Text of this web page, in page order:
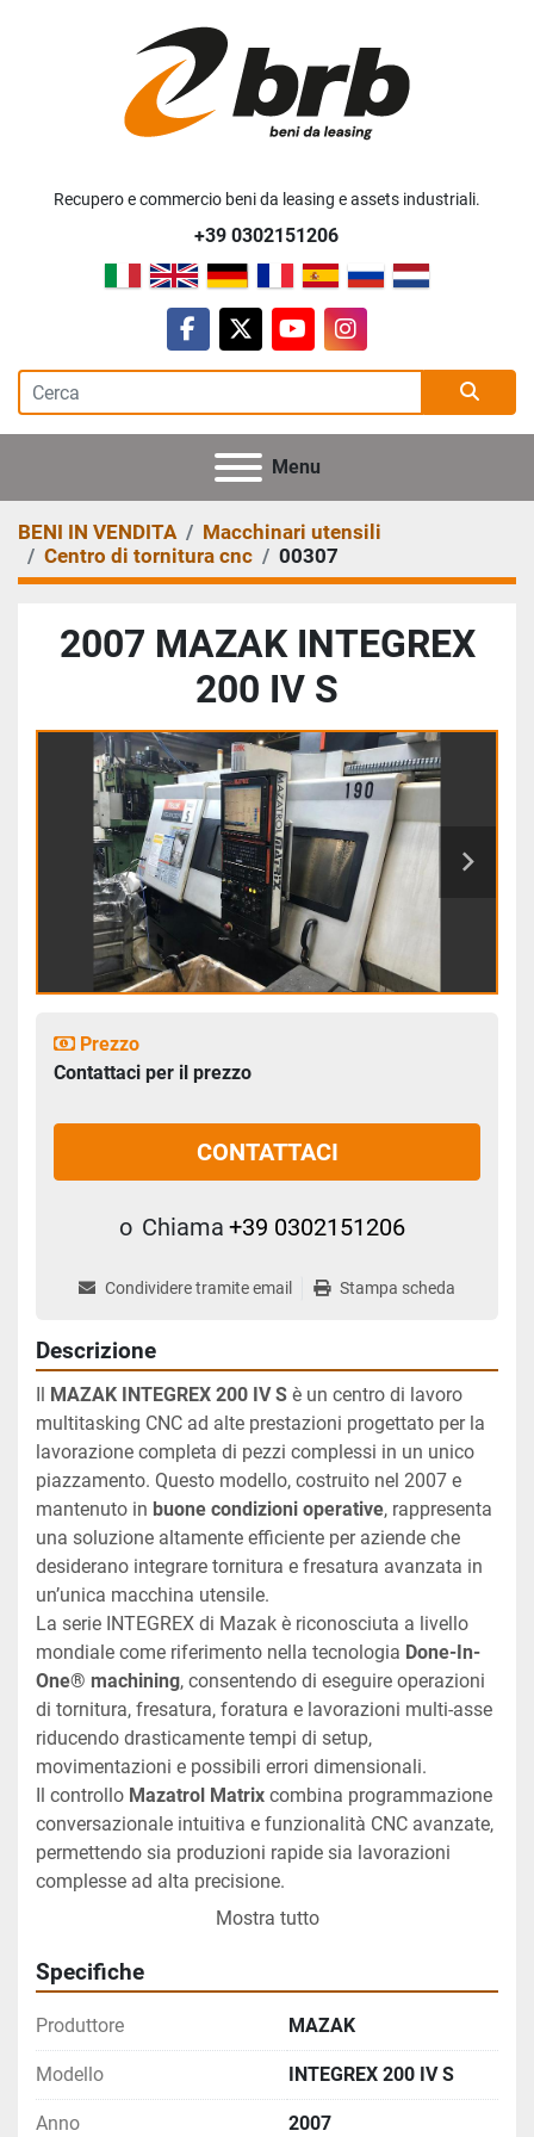
Recupero e commercio beni da leasing e assets industriali.
+39 0302151206
facebook
twitteryoutubeinstagram
Menu
BENI IN VENDITA
Macchinari utensili
Centro di tornitura cnc
00307
2007 MAZAK INTEGREX
200 IV S
Prezzo
Contattaci per il prezzo
CONTATTACI
o Chiama +39 0302151206
Condividere tramite email Stampa scheda
Descrizione
Il MAZAK INTEGREX 200 IV S è un centro di lavoro
multitasking CNC ad alte prestazioni progettato per la
lavorazione completa di pezzi complessi in un unico
piazzamento. Questo modello, costruito nel 2007 e
mantenuto in buone condizioni operative, rappresenta
una soluzione altamente efficiente per aziende che
desiderano integrare tornitura e fresatura avanzata in
un’unica macchina utensile.
La serie INTEGREX di Mazak è riconosciuta a livello
mondiale come riferimento nella tecnologia Done-In-
One® machining, consentendo di eseguire operazioni
di tornitura, fresatura, foratura e lavorazioni multi-asse
riducendo drasticamente tempi di setup,
movimentazioni e possibili errori dimensionali.
Il controllo Mazatrol Matrix combina programmazione
conversazionale intuitiva e funzionalità CNC avanzate,
permettendo sia produzioni rapide sia lavorazioni
complesse ad alta precisione.
Grazie a una capacità di lavorazione fino a
INTEGREX 200 IV S è ideale per settori ad alta
precisione come aerospace, energia, oil & gas,
meccanica generale e produzione di componenti
complessi ad alto valore aggiunto.
La configurazione multi-asse comprende corsa X di
Mostra tutto
Specifiche
Produttore MAZAK
Modello INTEGREX 200 IV S
Anno 2007